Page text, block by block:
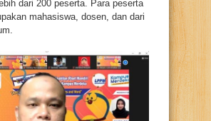
dari 200 peserta. Para peserta
mahasiswa, dosen, dan dari